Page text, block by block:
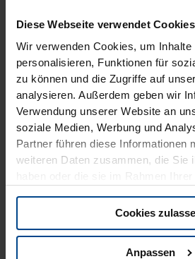
Diese Webseite verwendet Cookies
Wir verwenden Cookies, um Inhalte
personalisieren, Funktionen für
zu können und die Zugriffe auf
analysieren. Außerdem geben wir
Verwendung unserer Website an
soziale Medien, Werbung und
Partner führen diese Informationen
weiteren Daten zusammen, die Sie
Cookies
Anpassen
Jingold, lo specialista globale del
ieri la sua partecipazione a
“Road to 2030”,